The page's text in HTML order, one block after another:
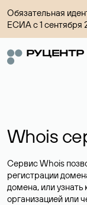
Обязательная
ЕСИА с 1 сентября
Whois
Сервис Whois
регистрации
домена, или
организацией или